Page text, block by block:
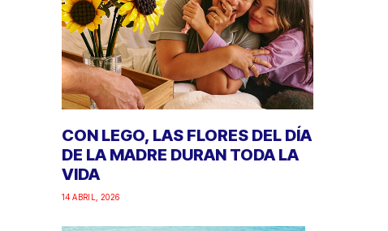
CON LEGO, LAS FLORES DEL DÍA
DE LA MADRE DURAN TODA LA
VIDA
14 ABRIL, 2026